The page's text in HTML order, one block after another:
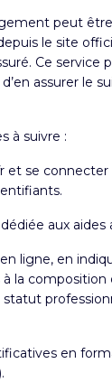
peut
le site
Ce service
assurer le
à suivre :
et se connecter
aux
ligne, en
la composition
en